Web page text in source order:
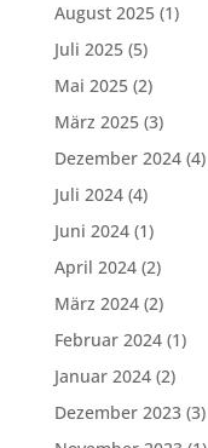
August 2025(1)
Juli 2025(5)
Mai 2025(2)
März 2025(3)
Dezember 2024(4)
Juli 2024(4)
Juni 2024(1)
April 2024(2)
März 2024(2)
Februar 2024(1)
Januar 2024(2)
Dezember 2023(3)